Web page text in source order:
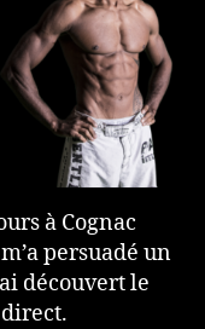
à Cognac
persuadé un
découvert le
direct.